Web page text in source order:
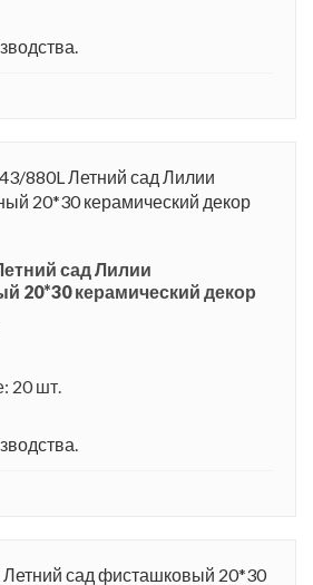
сад Лилии
20*30 керамический декор
20 шт.